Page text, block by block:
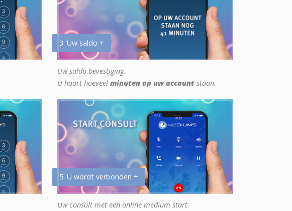
3. Uw saldo +
Uw saldo bevestiging.
U hoort hoeveel minuten op uw account staan.
5. U wordt verbonden +
Uw consult met een online medium start.